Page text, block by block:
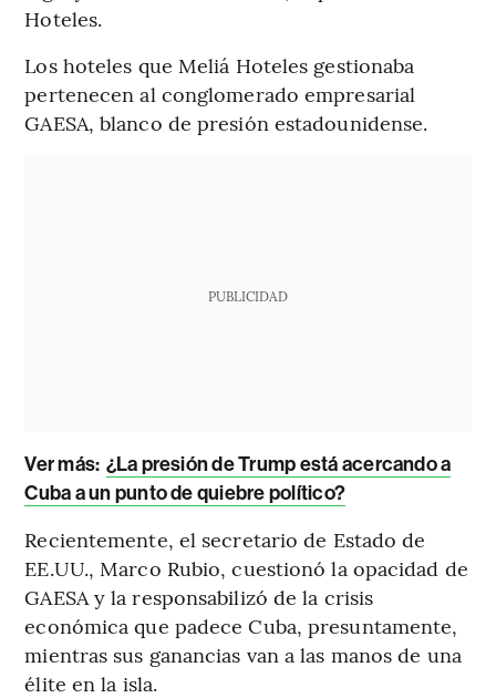
Hoteles.
Los hoteles que Meliá Hoteles gestionaba
pertenecen al conglomerado empresarial
GAESA, blanco de presión estadounidense.
PUBLICIDAD
Ver más: ¿La presión de Trump está acercando a
Cuba a un punto de quiebre político?
Recientemente, el secretario de Estado de
EE.UU., Marco Rubio, cuestionó la opacidad de
GAESA y la responsabilizó de la crisis
económica que padece Cuba, presuntamente,
mientras sus ganancias van a las manos de una
élite en la isla.